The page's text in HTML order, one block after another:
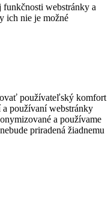
funkčnosti webstránky a
ich nie je možné
používateľský komfort
používaní webstránky
a používame
priradená žiadnemu